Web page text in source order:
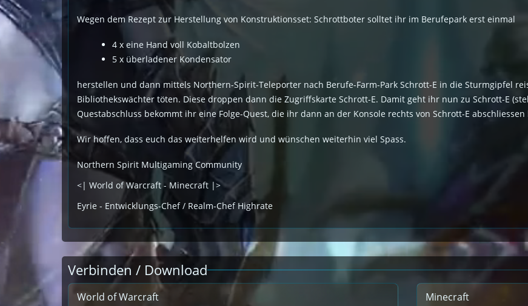
Wegen dem Rezept zur Herstellung von Konstruktionsset: Schrottboter solltet ihr im Berufepark erst einmal
4 x eine Hand voll Kobaltbolzen
5 x überladener Kondensator
herstellen und dann mittels Northern-Spirit-Teleporter nach Berufe-Farm-Park Schrott-E in die Sturmgipfel
Bibliothekswächter töten. Diese droppen dann die Zugriffskarte Schrott-E. Damit geht ihr nun zu Schrott-E
Questabschluss bekommt ihr eine Folge-Quest, die ihr dann an der Konsole rechts von Schrott-E abschliessen
Wir hoffen, dass euch das weiterhelfen wird und wünschen weiterhin viel Spass.
Northern Spirit Multigaming Community
<| World of Warcraft - Minecraft |>
Eyrie - Entwicklungs-Chef / Realm-Chef Highrate
Verbinden / Download
World of Warcraft Minecraft